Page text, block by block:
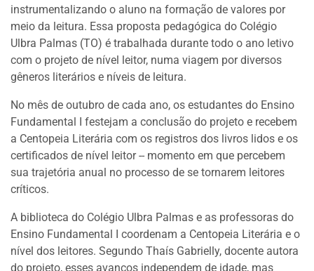
instrumentalizando o aluno na formação de valores por
meio da leitura. Essa proposta pedagógica do Colégio
Ulbra Palmas (TO) é trabalhada durante todo o ano letivo
com o projeto de nível leitor, numa viagem por diversos
gêneros literários e níveis de leitura.
No mês de outubro de cada ano, os estudantes do Ensino
Fundamental I festejam a conclusão do projeto e recebem
a Centopeia Literária com os registros dos livros lidos e os
certificados de nível leitor -- momento em que percebem
sua trajetória anual no processo de se tornarem leitores
críticos.
A biblioteca do Colégio Ulbra Palmas e as professoras do
Ensino Fundamental I coordenam a Centopeia Literária e o
nível dos leitores. Segundo Thaís Gabrielly, docente autora
do projeto, esses avanços independem de idade, mas